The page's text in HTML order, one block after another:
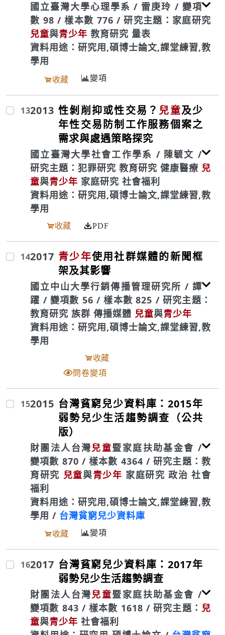
國立臺灣大學心理學系 / 雷庚玲 / 變項
數 98 / 樣本數 776 / 研究主題：家庭研究
兒童與青少年 教育研究 量表
資料用途：研究用,碩博士論文,課堂練習,教
學用
收藏 變項
132013 性剝削抑或性交易？兒童及少
年性交易防制工作服務個案之
需求與處遇策略探究
國立臺灣大學社會工作學系 / 陳毓文 /
研究主題：犯罪研究 教育研究 健康醫療 兒
童與青少年 家庭研究 社會福利
資料用途：研究用,碩博士論文,課堂練習,教
學用
收藏 PDF
142017 青少年使用社群媒體的新聞框
架及其影響
國立中山大學行銷傳播管理研究所 / 譚
躍 / 變項數 56 / 樣本數 825 / 研究主題：
教育研究 族群 傳播媒體 兒童與青少年
資料用途：研究用,碩博士論文,課堂練習,教
學用
收藏
問卷變項
152015 台灣貧窮兒少資料庫：2015年
弱勢兒少生活趨勢調查（公共
版）
財團法人台灣兒童暨家庭扶助基金會 /
變項數 870 / 樣本數 4364 / 研究主題：教
育研究 兒童與青少年 家庭研究 政治 社會
福利
資料用途：研究用,碩博士論文,課堂練習,教
學用 / 台灣貧窮兒少資料庫
收藏 變項
162017 台灣貧窮兒少資料庫：2017年
弱勢兒少生活趨勢調查
財團法人台灣兒童暨家庭扶助基金會 /
變項數 843 / 樣本數 1618 / 研究主題： 兒
童與青少年 社會福利